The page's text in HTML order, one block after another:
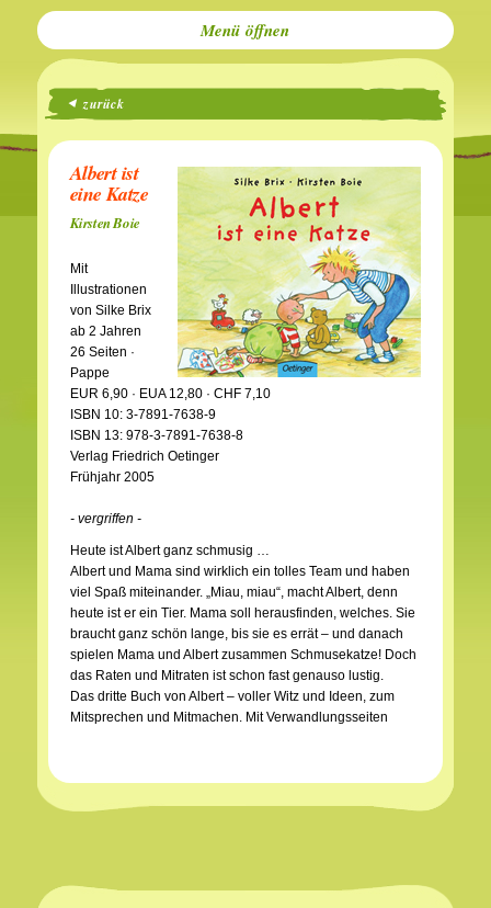
Menü
zurück
Albert ist
eine Katze
Kirsten Boie
Mit
Illustrationen
von Silke Brix
ab 2 Jahren
26 Seiten ·
Pappe
EUR 6,90 · EUA 12,80 · CHF 7,10
ISBN 10: 3-7891-7638-9
ISBN 13: 978-3-7891-7638-8
Verlag Friedrich Oetinger
Frühjahr 2005
- vergriffen -
Heute ist Albert ganz schmusig …
Albert und Mama sind wirklich ein tolles Team und haben
viel Spaß miteinander. „Miau, miau“, macht Albert, denn
heute ist er ein Tier. Mama soll herausfinden, welches. Sie
braucht ganz schön lange, bis sie es errät – und danach
spielen Mama und Albert zusammen Schmusekatze! Doch
das Raten und Mitraten ist schon fast genauso lustig.
Das dritte Buch von Albert – voller Witz und Ideen, zum
Mitsprechen und Mitmachen. Mit Verwandlungsseiten